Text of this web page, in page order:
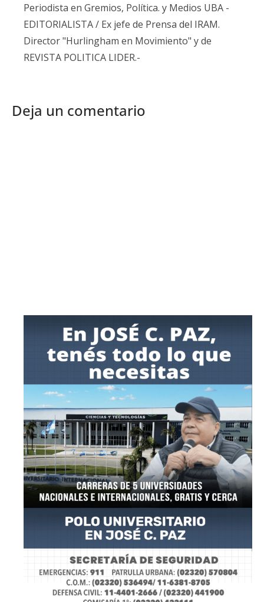
Periodista en Gremios, Política. y Medios UBA -
EDITORIALISTA / Ex jefe de Prensa del IRAM.
Director "Hurlingham en Movimiento" y de
REVISTA POLITICA LIDER.-
Deja un comentario